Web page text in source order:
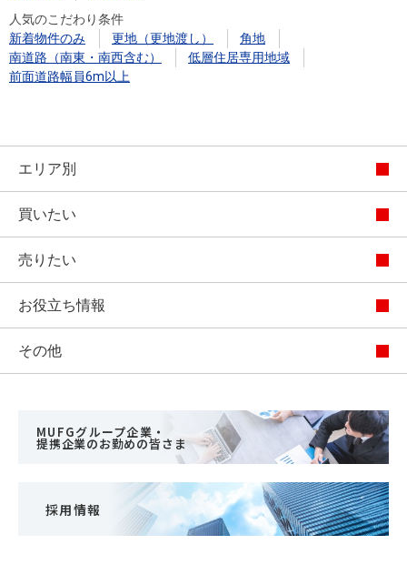
人気のこだわり条件
新着物件のみ
更地（更地渡し）
角地
南道路（南東・南西含む）
低層住居専用地域
前面道路幅員6m以上
エリア別
買いたい
売りたい
お役立ち情報
その他
MUFGグループ企業・
提携企業のお勤めの皆さま
採用情報